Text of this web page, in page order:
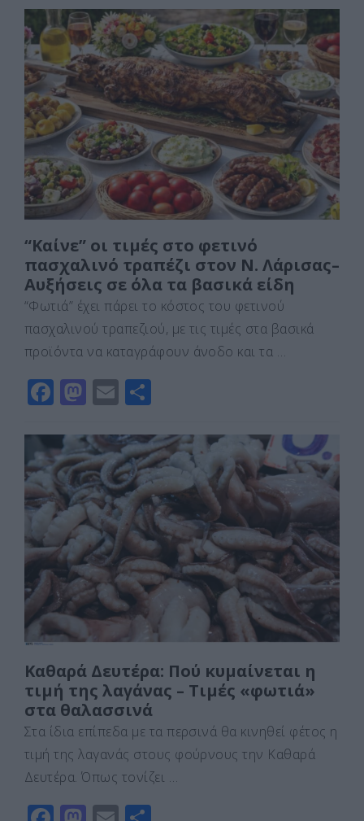
c
e
b
o
o
k
st
o
d
o
n
ai
l
ρ
α
σ
τε
ίτ
ε
“Καίνε” οι τιμές στο φετινό
πασχαλινό τραπέζι στον Ν. Λάρισας–
Αυξήσεις σε όλα τα βασικά είδη
“Φωτιά” έχει πάρει το κόστος του φετινού
πασχαλινού τραπεζιού, με τις τιμές στα βασικά
προϊόντα να καταγράφουν άνοδο και τα …
F
c
e
b
o
o
k
M
st
o
d
o
n
E
ai
l
ρ
α
σ
τε
ίτ
ε
Καθαρά Δευτέρα: Πού κυμαίνεται η
τιμή της λαγάνας – Τιμές «φωτιά»
στα θαλασσινά
Στα ίδια επίπεδα με τα περσινά θα κινηθεί φέτος η
τιμή της λαγανάς στους φούρνους την Καθαρά
Δευτέρα. Όπως τονίζει …